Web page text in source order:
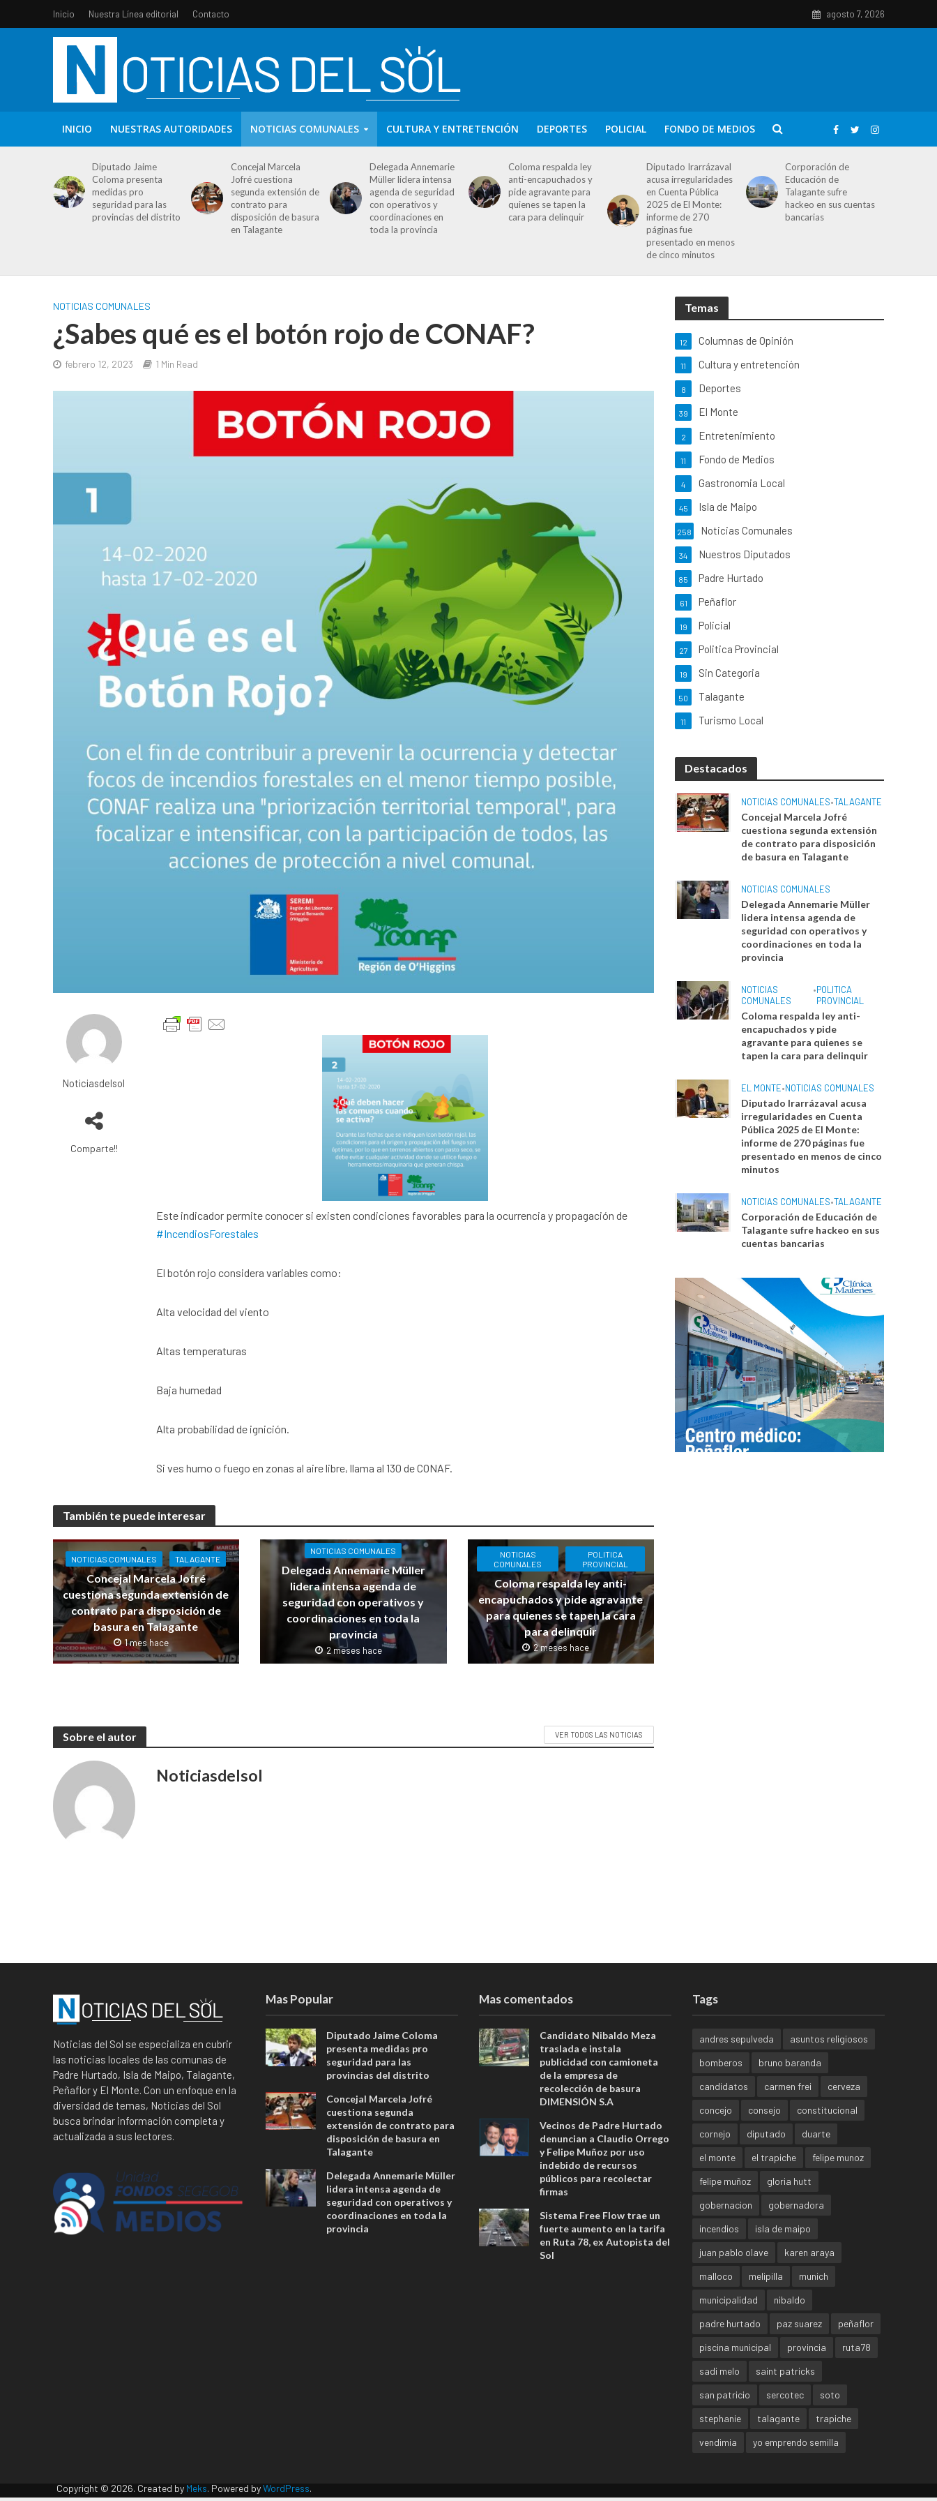
Inicio Nuestra Línea editorial Contacto agosto 7, 2026
INICIO NUESTRAS AUTORIDADES NOTICIAS COMUNALES CULTURA Y ENTRETENCIÓN DEPORTES POLICIAL FONDO DE MEDIOS
Diputado Jaime
Coloma presenta
medidas pro
seguridad para las
provincias del distrito
Concejal Marcela
Jofré cuestiona
segunda extensión de
contrato para
disposición de basura
en Talagante
Delegada Annemarie
Müller lidera intensa
agenda de seguridad
con operativos y
coordinaciones en
toda la provincia
Coloma respalda ley
anti-encapuchados y
pide agravante para
quienes se tapen la
cara para delinquir
Diputado Irarrázaval
acusa irregularidades
en Cuenta Pública
2025 de El Monte:
informe de 270
páginas fue
presentado en menos
de cinco minutos
Corporación de
Educación de
Talagante sufre
hackeo en sus cuentas
bancarias
NOTICIAS COMUNALES
¿Sabes qué es el botón rojo de CONAF?
febrero 12, 2023 1 Min Read
Noticiasdelsol
Comparte!!
Este indicador permite conocer si existen condiciones favorables para la ocurrencia y propagación de
#IncendiosForestales
El botón rojo considera variables como:
Alta velocidad del viento
Altas temperaturas
Baja humedad
Alta probabilidad de ignición.
Si ves humo o fuego en zonas al aire libre, llama al 130 de CONAF.
También te puede interesar
NOTICIAS COMUNALES TALAGANTE
Concejal Marcela Jofré
cuestiona segunda extensión de
contrato para disposición de
basura en Talagante
1 mes hace
NOTICIAS COMUNALES
Delegada Annemarie Müller
lidera intensa agenda de
seguridad con operativos y
coordinaciones en toda la
provincia
2 meses hace
NOTICIAS
COMUNALES
POLITICA
PROVINCIAL
Coloma respalda ley anti-
encapuchados y pide agravante
para quienes se tapen la cara
para delinquir
2 meses hace
Sobre el autor VER TODOS LAS NOTICIAS
Noticiasdelsol
Temas
Columnas de Opinión
12
Cultura y entretención
11
Deportes
8
El Monte
39
Entretenimiento
2
Fondo de Medios
11
Gastronomia Local
4
Isla de Maipo
45
Noticias Comunales
258
Nuestros Diputados
34
Padre Hurtado
85
Peñaflor
61
Policial
19
Politica Provincial
27
Sin Categoria
19
Talagante
50
Turismo Local
11
Destacados
NOTICIAS COMUNALES•TALAGANTE
Concejal Marcela Jofré
cuestiona segunda extensión
de contrato para disposición
de basura en Talagante
NOTICIAS COMUNALES
Delegada Annemarie Müller
lidera intensa agenda de
seguridad con operativos y
coordinaciones en toda la
provincia
NOTICIAS
COMUNALES
•POLITICA
PROVINCIAL
Coloma respalda ley anti-
encapuchados y pide
agravante para quienes se
tapen la cara para delinquir
EL MONTE•NOTICIAS COMUNALES
Diputado Irarrázaval acusa
irregularidades en Cuenta
Pública 2025 de El Monte:
informe de 270 páginas fue
presentado en menos de cinco
minutos
NOTICIAS COMUNALES•TALAGANTE
Corporación de Educación de
Talagante sufre hackeo en sus
cuentas bancarias
Noticias del Sol se especializa en cubrir
las noticias locales de las comunas de
Padre Hurtado, Isla de Maipo, Talagante,
Peñaflor y El Monte. Con un enfoque en la
diversidad de temas, Noticias del Sol
busca brindar información completa y
actualizada a sus lectores.
Mas Popular
Diputado Jaime Coloma
presenta medidas pro
seguridad para las
provincias del distrito
Concejal Marcela Jofré
cuestiona segunda
extensión de contrato para
disposición de basura en
Talagante
Delegada Annemarie Müller
lidera intensa agenda de
seguridad con operativos y
coordinaciones en toda la
provincia
Mas comentados
Candidato Nibaldo Meza
traslada e instala
publicidad con camioneta
de la empresa de
recolección de basura
DIMENSIÓN S.A
Vecinos de Padre Hurtado
denuncian a Claudio Orrego
y Felipe Muñoz por uso
indebido de recursos
públicos para recolectar
firmas
Sistema Free Flow trae un
fuerte aumento en la tarifa
en Ruta 78, ex Autopista del
Sol
Tags
andres sepulveda
asuntos religiosos
bomberos
bruno baranda
candidatos
carmen frei
cerveza
concejo
consejo
constitucional
cornejo
diputado
duarte
el monte
el trapiche
felipe munoz
felipe muñoz
gloria hutt
gobernacion
gobernadora
incendios
isla de maipo
juan pablo olave
karen araya
malloco
melipilla
munich
municipalidad
nibaldo
padre hurtado
paz suarez
peñaflor
piscina municipal
provincia
ruta78
sadi melo
saint patricks
san patricio
sercotec
soto
stephanie
talagante
trapiche
vendimia
yo emprendo semilla
Copyright © 2026. Created by Meks. Powered byWordPress.